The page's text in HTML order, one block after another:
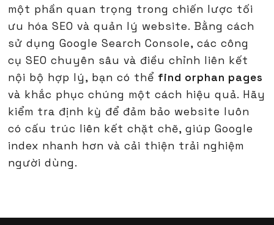
một phần quan trọng trong chiến lược tối
ưu hóa SEO và quản lý website. Bằng cách
sử dụng Google Search Console, các công
cụ SEO chuyên sâu và điều chỉnh liên kết
nội bộ hợp lý, bạn có thể find orphan pages
và khắc phục chúng một cách hiệu quả. Hãy
kiểm tra định kỳ để đảm bảo website luôn
có cấu trúc liên kết chặt chẽ, giúp Google
index nhanh hơn và cải thiện trải nghiệm
người dùng.